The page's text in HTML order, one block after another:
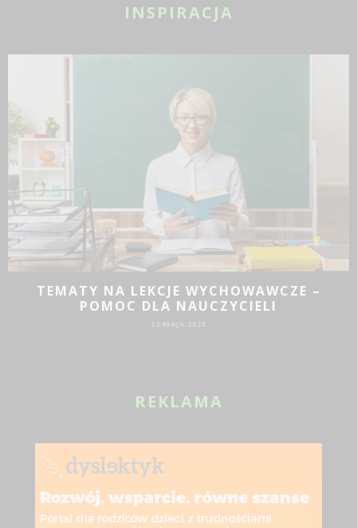
INSPIRACJA
JAKIE DZIAŁANIA PROMOCYJNE SPRAWDZĄ
REKLAMA